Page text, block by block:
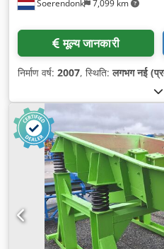
Soerendonk 7,099 km
मूल्य जानकारी
निर्माण वर्ष: 2007, स्थिति:लगभग नई